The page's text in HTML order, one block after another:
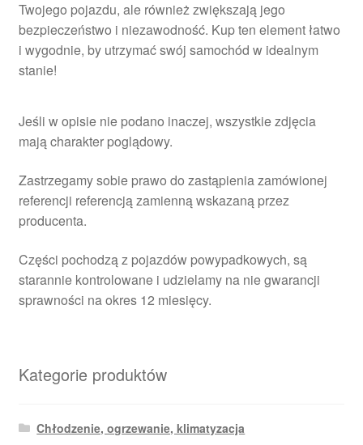
Twojego pojazdu, ale również zwiększają jego
bezpieczeństwo i niezawodność. Kup ten element łatwo
i wygodnie, by utrzymać swój samochód w idealnym
stanie!
Jeśli w opisie nie podano inaczej, wszystkie zdjęcia
mają charakter poglądowy.
Zastrzegamy sobie prawo do zastąpienia zamówionej
referencji referencją zamienną wskazaną przez
producenta.
Części pochodzą z pojazdów powypadkowych, są
starannie kontrolowane i udzielamy na nie gwarancji
sprawności na okres 12 miesięcy.
Kategorie produktów
Chłodzenie, ogrzewanie, klimatyzacja